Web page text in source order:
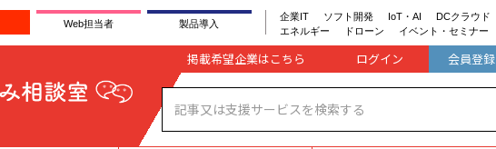
Web担当者 製品導入
企業IT ソフト開発 IoT・AI DCクラウド
エネルギー
ドローン イベント・セミナー
Company register
掲載希望企業はこちら 会員登録